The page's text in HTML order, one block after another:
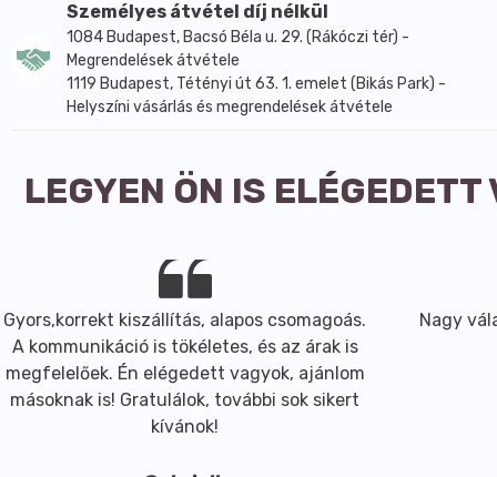
Összetevők:
Tömegnövelő szer (mikrokristályos cellulóz), L-
aroma, biotin. Filmbevonat: színezékek (vasoxid- és
Az étrend-kiegészítők nem helyettesítik a
Egyedülálló termék, amely hatékony segítséget nyújt
A Nutrihair sampon összetétele egyesíti a koffein és a
A koffein jól ismert a hajhagymákra gyakorolt serkentő
Elősegíti a vérkeringést és a hajhagymák táplálását,
A DensoplexTM complex dúsítja a frizurát és elősegíti a
A csalán kivonat jótékony hatással van a hajra és a
Erősíti, rugalmassá és fényessé teszi a hajat, csökkenti
Pozitívan befolyásolja a szőrtüszősejtek
Személyes átvétel díj nélkül
1084 Budapest, Bacsó Béla u. 29. (Rákóczi tér) -
Megrendelések átvétele
1119 Budapest, Tétényi út 63. 1. emelet (Bikás Park) -
Helyszíni vásárlás és megrendelések átvétele
LEGYEN ÖN IS
Gyors,korrekt kiszállítás, alapos csomagoás.
A kommunikáció is tökéletes, és az árak is
megfelelőek. Én elégedett vagyok, ajánlom
másoknak is! Gratulálok, további sok sikert
kívánok!
Nagy